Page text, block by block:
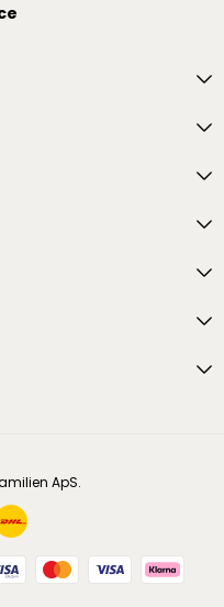
ApS.